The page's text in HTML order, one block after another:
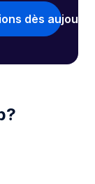
dès